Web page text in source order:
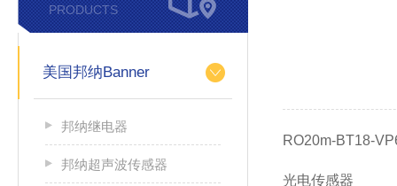
PRODUCTS
美国邦纳Banner
邦纳继电器
邦纳超声波传感器
RO20m-BT18-
光电传感器